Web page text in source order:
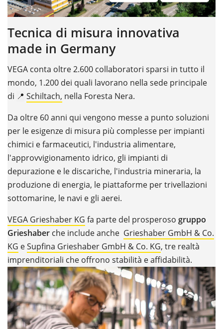
Tecnica di misura innovativa
made in Germany
VEGA conta oltre 2.600 collaboratori sparsi in tutto il
mondo, 1.200 dei quali lavorano nella sede principale
di 📍 Schiltach, nella Foresta Nera.
Da oltre 60 anni qui vengono messe a punto soluzioni
per le esigenze di misura più complesse per impianti
chimici e farmaceutici, l'industria alimentare,
l'approvvigionamento idrico, gli impianti di
depurazione e le discariche, l'industria mineraria, la
produzione di energia, le piattaforme per trivellazioni
sottomarine, le navi e gli aerei.
VEGA Grieshaber KG fa parte del prosperoso gruppo
Grieshaber che include anche Grieshaber GmbH & Co.
KG eSupfina Grieshaber GmbH & Co. KG, tre realtà
imprenditoriali che offrono stabilità e affidabilità.